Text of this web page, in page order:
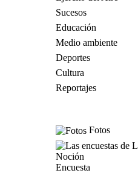
Sucesos
Educación
Medio ambiente
Deportes
Cultura
Reportajes
Fotos
Encuesta